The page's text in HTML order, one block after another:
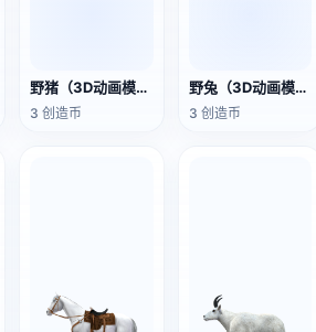
野猪（3D动画模型）
3 创造币
野兔（3D动画模型）
3 创造币